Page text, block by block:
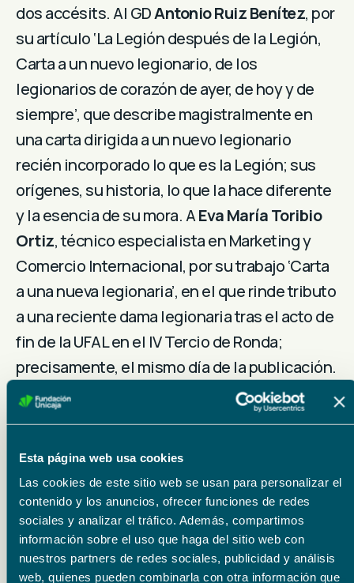
Esta página web usa cookies
Las cookies de este sitio web se usan para personalizar el
contenido y los anuncios, ofrecer funciones de redes
sociales y analizar el tráfico. Además, compartimos
información sobre el uso que haga del sitio web con
nuestros partners de redes sociales, publicidad y análisis
web, quienes pueden combinarla con otra información que
dos accésits. Al GDAntonio Ruiz Benítez, por
su artículo ‘La Legión después de la Legión,
Carta a un nuevo legionario, de los
legionarios de corazón de ayer, de hoy y de
siempre’, que describe magistralmente en
una carta dirigida a un nuevo legionario
recién incorporado lo que es la Legión; sus
orígenes, su historia, lo que la hace diferente
y la esencia de su mora. AEva María Toribio
Ortiz, técnico especialista en Marketing y
Comercio Internacional, por su trabajo ‘Carta
a una nueva legionaria’, en el que rinde tributo
a una reciente dama legionaria tras el acto de
fin de la UFAL en el IV Tercio de Ronda;
precisamente, el mismo día de la publicación.
Lo sorprendente es que esta mujer dejó los
hábitos y su convento no hace mucho tiempo,
hermana le envía desde aquel remanso de
paz conventual una vez que se ha producido
su alta como dama legionaria.
Este certamen, patrocinado por Fundación